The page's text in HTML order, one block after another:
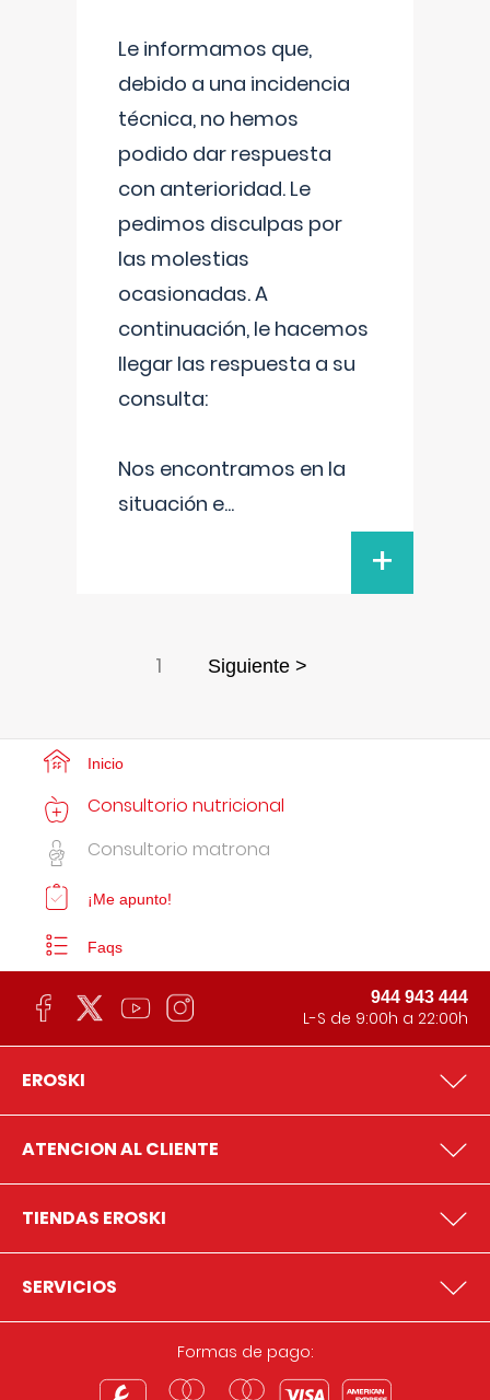
Le informamos que,
debido a una incidencia
técnica, no hemos
podido dar respuesta
con anterioridad. Le
pedimos disculpas por
las molestias
ocasionadas. A
continuación, le hacemos
llegar las respuesta a su
consulta:
Nos encontramos en la
situación e...
+
1 Siguiente >
Inicio
Consultorio nutricional
Consultorio matrona
¡Me apunto!
Faqs
944 943 444
L-S de 9:00h a 22:00h
EROSKI
ATENCION AL CLIENTE
TIENDAS EROSKI
SERVICIOS
Formas de pago: